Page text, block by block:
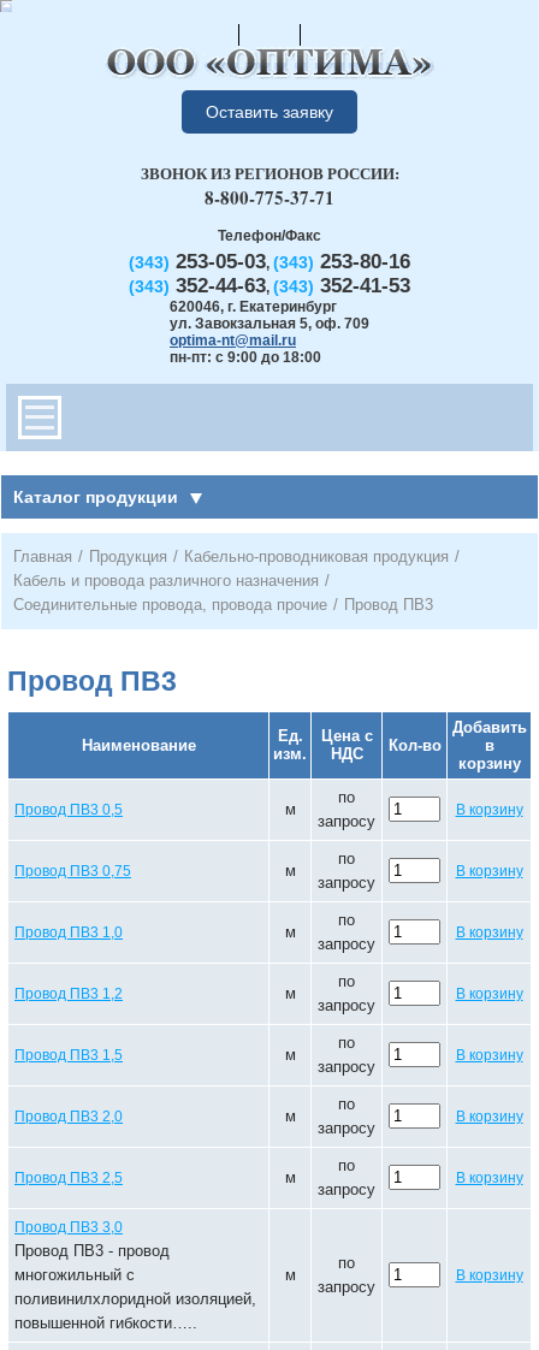
Оставить заявку
Телефон/Факс
(343) 253-05-03, (343) 253-80-16
(343) 352-44-63, (343) 352-41-53
620046, г. Екатеринбург
ул. Завокзальная 5, оф. 709
optima-nt@mail.ru
пн-пт: с 9:00 до 18:00
ЗВОНОК ИЗ РЕГИОНОВ РОССИИ:
8-800-775-37-71
Каталог продукции
Главная / Продукция / Кабельно-проводниковая продукция /
Кабель и провода различного назначения /
Соединительные провода, провода прочие / Провод ПВ3
Провод ПВ3
Наименование
Ед.
изм.
Цена с
НДС
Кол-во
Добавить
в
корзину
Провод ПВ3 0,5 м
по
запросу
В корзину
Провод ПВ3 0,75 м
по
запросу
В корзину
Провод ПВ3 1,0 м
по
запросу
В корзину
Провод ПВ3 1,2 м
по
запросу
В корзину
Провод ПВ3 1,5 м
по
запросу
В корзину
Провод ПВ3 2,0 м
по
запросу
В корзину
Провод ПВ3 2,5 м
по
запросу
В корзину
Провод ПВ3 3,0
Провод ПВ3 - провод
многожильный с
поливинилхлоридной изоляцией,
повышенной гибкости…..
м
по
запросу
В корзину